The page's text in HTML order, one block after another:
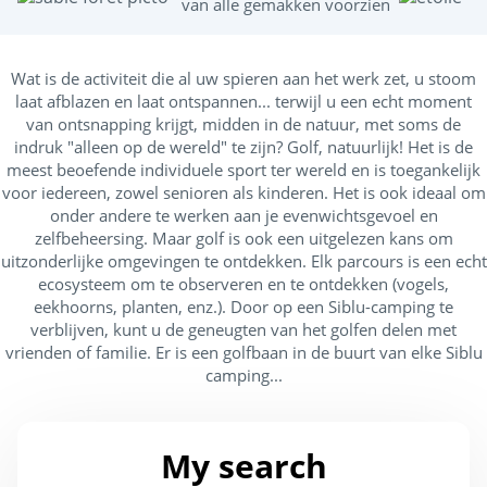
van alle gemakken voorzien
Wat is de activiteit die al uw spieren aan het werk zet, u stoom
laat afblazen en laat ontspannen... terwijl u een echt moment
van ontsnapping krijgt, midden in de natuur, met soms de
indruk "alleen op de wereld" te zijn? Golf, natuurlijk! Het is de
meest beoefende individuele sport ter wereld en is toegankelijk
voor iedereen, zowel senioren als kinderen. Het is ook ideaal om
onder andere te werken aan je evenwichtsgevoel en
zelfbeheersing. Maar golf is ook een uitgelezen kans om
uitzonderlijke omgevingen te ontdekken. Elk parcours is een echt
ecosysteem om te observeren en te ontdekken (vogels,
eekhoorns, planten, enz.). Door op een Siblu-camping te
verblijven, kunt u de geneugten van het golfen delen met
vrienden of familie. Er is een golfbaan in de buurt van elke Siblu
camping...
My search
Activiteiten op de camping
Aquagym(2)
Boogschieten(8)
Boomklimmen(1)
Fitness (12)
Jeu de boules(17)
Minigolf (10)